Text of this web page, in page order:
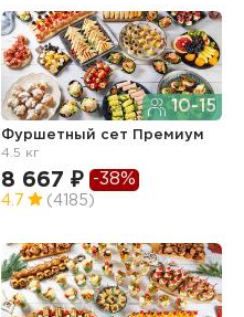
10-15
Фуршетный сет Премиум
4.5 кг
8 667 ₽ -38%
4.7 (4185)